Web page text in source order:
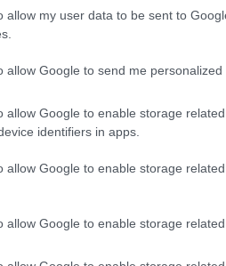
allow my user data to be sent to
allow Google to send me personalized
allow Google to enable storage
identifiers in apps.
allow Google to enable storage
allow Google to enable storage
ΔΕΛΤΊΟ
8 συλλήψεις για
– Νέα
της Αστυνομίας,